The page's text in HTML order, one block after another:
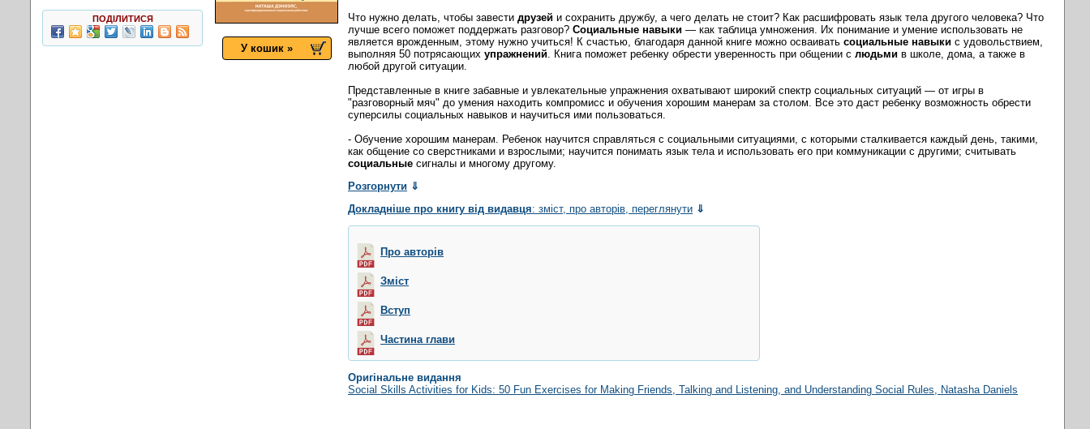
ПОДІЛИТИСЯ
У кошик »
Что нужно делать, чтобы завести друзей и сохранить дружбу, а чего делать не стоит? Как расшифровать язык тела другого человека? Что
лучше всего поможет поддержать разговор? Социальные навыки — как таблица умножения. Их понимание и умение использовать не
является врожденным, этому нужно учиться! К счастью, благодаря данной книге можно осваивать социальные навыки с удовольствием,
выполняя 50 потрясающих упражнений. Книга поможет ребенку обрести уверенность при общении с людьми в школе, дома, а также в
любой другой ситуации.
Представленные в книге забавные и увлекательные упражнения охватывают широкий спектр социальных ситуаций — от игры в
"разговорный мяч" до умения находить компромисс и обучения хорошим манерам за столом. Все это даст ребенку возможность обрести
суперсилы социальных навыков и научиться ими пользоваться.
- Обучение хорошим манерам. Ребенок научится справляться с социальными ситуациями, с которыми сталкивается каждый день, такими,
как общение со сверстниками и взрослыми; научится понимать язык тела и использовать его при коммуникации с другими; считывать
социальные сигналы и многому другому.
Розгорнути ⇓
Докладніше про книгу від видавця: зміст, про авторів, переглянути ⇓
Про авторів
Зміст
Вступ
Частина глави
Оригінальне видання
Social Skills Activities for Kids: 50 Fun Exercises for Making Friends, Talking and Listening, and Understanding Social Rules, Natasha Daniels